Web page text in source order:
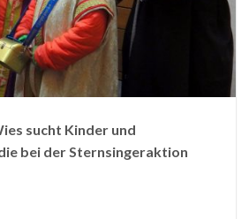
sucht Kinder und
bei der Sternsingeraktion